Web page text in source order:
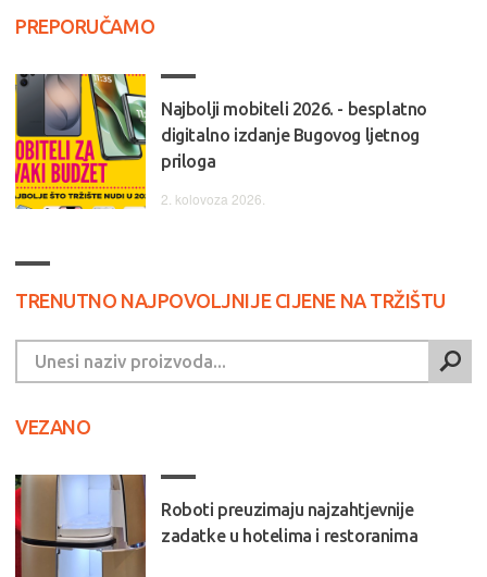
PREPORUČAMO
Najbolji mobiteli 2026. - besplatno
digitalno izdanje Bugovog ljetnog
priloga
2. kolovoza 2026.
TRENUTNO NAJPOVOLJNIJE CIJENE NA TRŽIŠTU
VEZANO
Roboti preuzimaju najzahtjevnije
zadatke u hotelima i restoranima